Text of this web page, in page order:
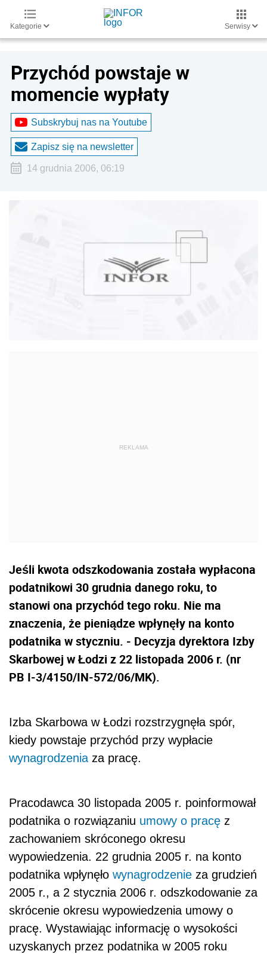
Kategorie Serwisy
Przychód powstaje w
momencie wypłaty
Subskrybuj nas na Youtube
Zapisz się na newsletter
14 grudnia 2006, 06:19
Jeśli kwota odszkodowania została wypłacona
podatnikowi 30 grudnia danego roku, to
stanowi ona przychód tego roku. Nie ma
znaczenia, że pieniądze wpłynęły na konto
podatnika w styczniu. - Decyzja dyrektora Izby
Skarbowej w Łodzi z 22 listopada 2006 r. (nr
PB I-3/4150/IN-572/06/MK).
Izba Skarbowa w Łodzi rozstrzygnęła spór,
kiedy powstaje przychód przy wypłacie
wynagrodzenia za pracę.
Pracodawca 30 listopada 2005 r. poinformował
podatnika o rozwiązaniu umowy o pracę z
zachowaniem skróconego okresu
wypowiedzenia. 22 grudnia 2005 r. na konto
podatnika wpłynęło wynagrodzenie za grudzień
2005 r., a 2 stycznia 2006 r. odszkodowanie za
skrócenie okresu wypowiedzenia umowy o
pracę. Wystawiając informację o wysokości
uzyskanych przez podatnika w 2005 roku